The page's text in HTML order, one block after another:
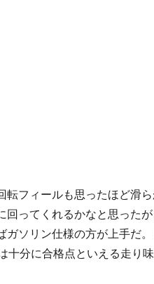
転フィールも思ったほど滑
ってくれるかなと思った
ソリン仕様の方が上手だ
分に合格点といえる走り味